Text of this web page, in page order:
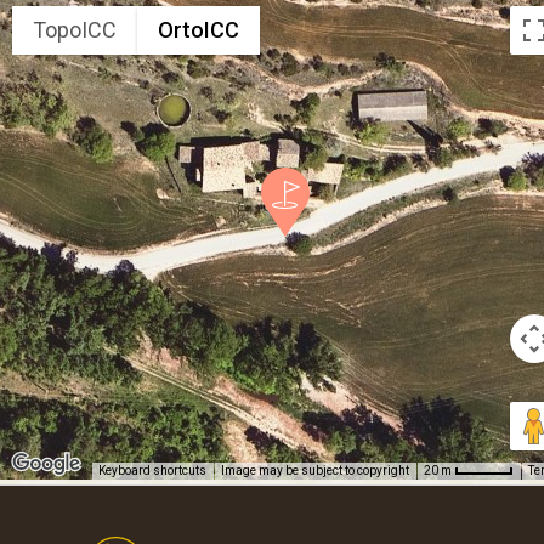
TopoICC OrtoICC
Keyboard shortcuts Image may be subject to copyright 20 m